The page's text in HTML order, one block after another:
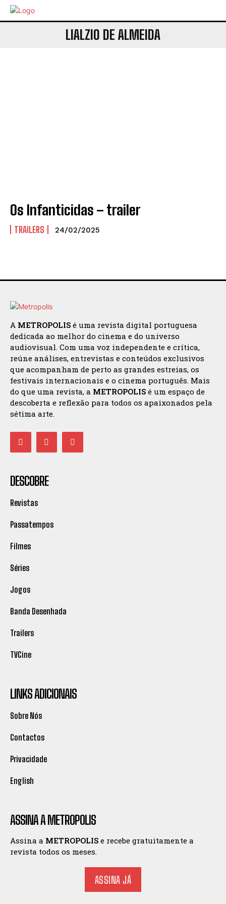
LIALZIO DE ALMEIDA
Os Infanticidas – trailer
TRAILERS 24/02/2025
A METROPOLIS é uma revista digital portuguesa
dedicada ao melhor do cinema e do universo
audiovisual. Com uma voz independente e crítica,
reúne análises, entrevistas e conteúdos exclusivos
que acompanham de perto as grandes estreias, os
festivais internacionais e o cinema português. Mais
do que uma revista, a METROPOLIS é um espaço de
descoberta e reflexão para todos os apaixonados pela
sétima arte.
DESCOBRE
Revistas
Passatempos
Filmes
Séries
Jogos
Banda Desenhada
Trailers
TVCine
LINKS ADICIONAIS
Sobre Nós
Contactos
Privacidade
English
ASSINA A METROPOLIS
Assina a METROPOLIS e recebe gratuitamente a
revista todos os meses.
ASSINA JÁ